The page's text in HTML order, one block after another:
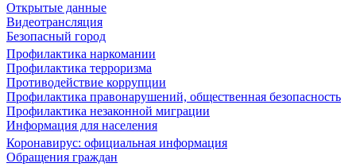
Открытые данные
Видеотрансляция
Безопасный город
Профилактика наркомании
Профилактика терроризма
Противодействие коррупции
Профилактика правонарушений, общественная безопасность
Профилактика незаконной миграции
Информация для населения
Коронавирус: официальная информация
Обращения граждан